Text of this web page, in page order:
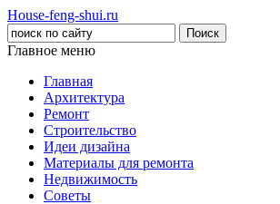
House-feng-shui.ru
Главное меню
Главная
Архитектура
Ремонт
Строительство
Идеи дизайна
Материалы для ремонта
Недвижимость
Советы